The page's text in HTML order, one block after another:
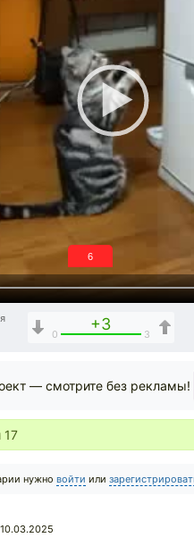
6
+3
0 3
— смотрите без рекламы!
17
нужно войти или